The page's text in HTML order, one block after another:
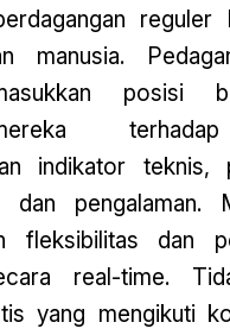
reguler
manusia.
posisi
indikator teknis,
dan pengalaman.
fleksibilitas dan
real-time.
yang mengikuti